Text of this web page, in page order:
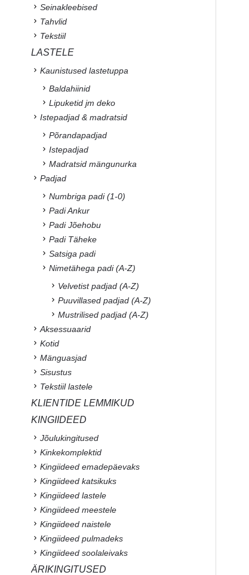
Seinakleebised
Tahvlid
Tekstiil
LASTELE
Kaunistused lastetuppa
Baldahiinid
Lipuketid jm deko
Istepadjad & madratsid
Põrandapadjad
Istepadjad
Madratsid mängunurka
Padjad
Numbriga padi (1-0)
Padi Ankur
Padi Jõehobu
Padi Täheke
Satsiga padi
Nimetähega padi (A-Z)
Velvetist padjad (A-Z)
Puuvillased padjad (A-Z)
Mustrilised padjad (A-Z)
Aksessuaarid
Kotid
Mänguasjad
Sisustus
Tekstiil lastele
KLIENTIDE LEMMIKUD
KINGIIDEED
Jõulukingitused
Kinkekomplektid
Kingiideed emadepäevaks
Kingiideed katsikuks
Kingiideed lastele
Kingiideed meestele
Kingiideed naistele
Kingiideed pulmadeks
Kingiideed soolaleivaks
ÄRIKINGITUSED